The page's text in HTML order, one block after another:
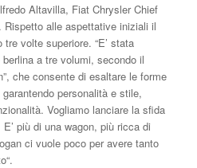
Altavilla, Fiat Chrysler Chief
Rispetto alle aspettative iniziali il
volte superiore. “E’ stata
a tre volumi, secondo il
che consente di esaltare le forme
personalità e stile,
Vogliamo lanciare la sfida
più di una wagon, più ricca di
ci vuole poco per avere tanto